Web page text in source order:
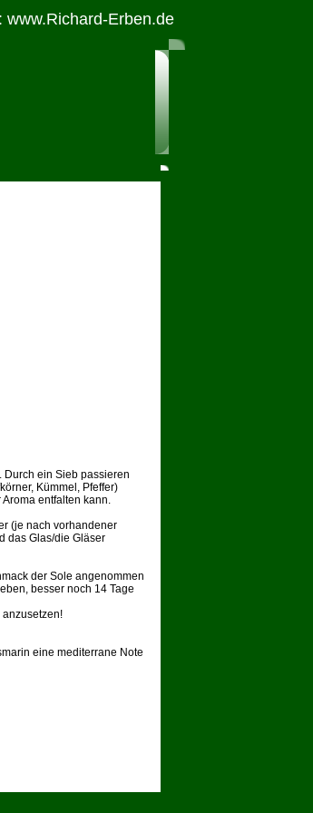
www.Richard-Erben.de
ein Sieb passieren
Kümmel, Pfeffer)
entfalten kann.
(je nach vorhandener
das Glas/die Gläser
der Sole angenommen
besser noch 14 Tage
eine mediterrane Note